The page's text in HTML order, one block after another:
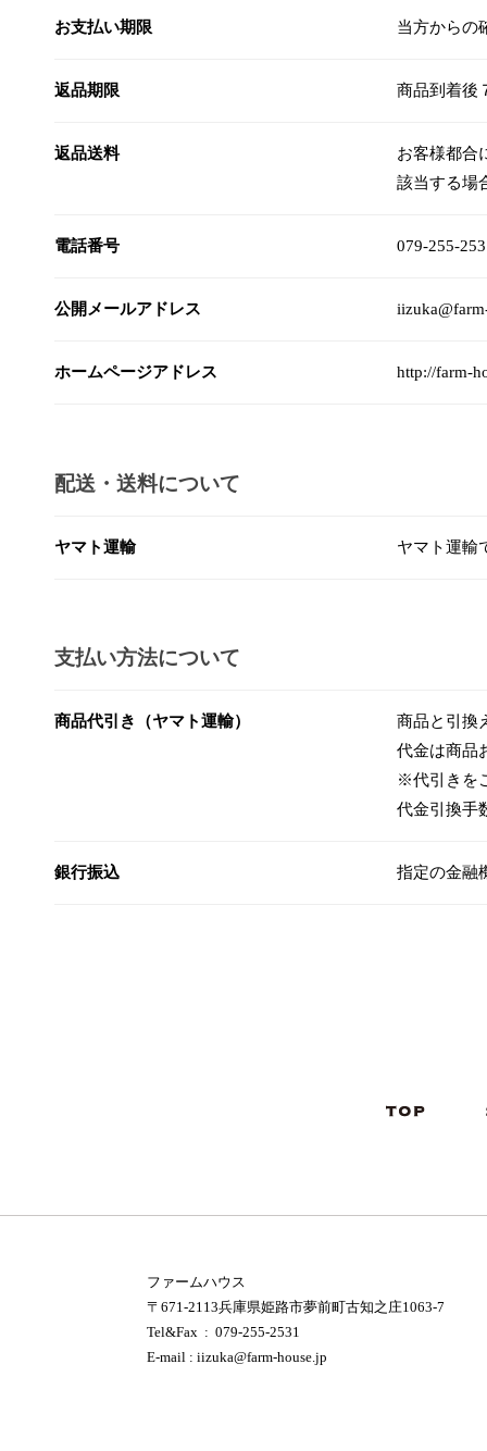
お支払い期限 当方からの
返品期限 商品到着後
返品送料
お客様都合
該当する場
電話番号 079-255-
公開メールアドレス
ホームページアドレス http://farm-
配送・送料について
ヤマト運輸 ヤマト運輸
支払い方法について
商品代引き（ヤマト運輸）
商品と引換
代金は商品
※代引きを
代金引換手
銀行振込 指定の金融
ファームハウス
〒671-2113兵庫県姫路市夢前町古知之庄1063-7
Tel&Fax : 079-255-2531
E-mail : iizuka@farm-house.jp